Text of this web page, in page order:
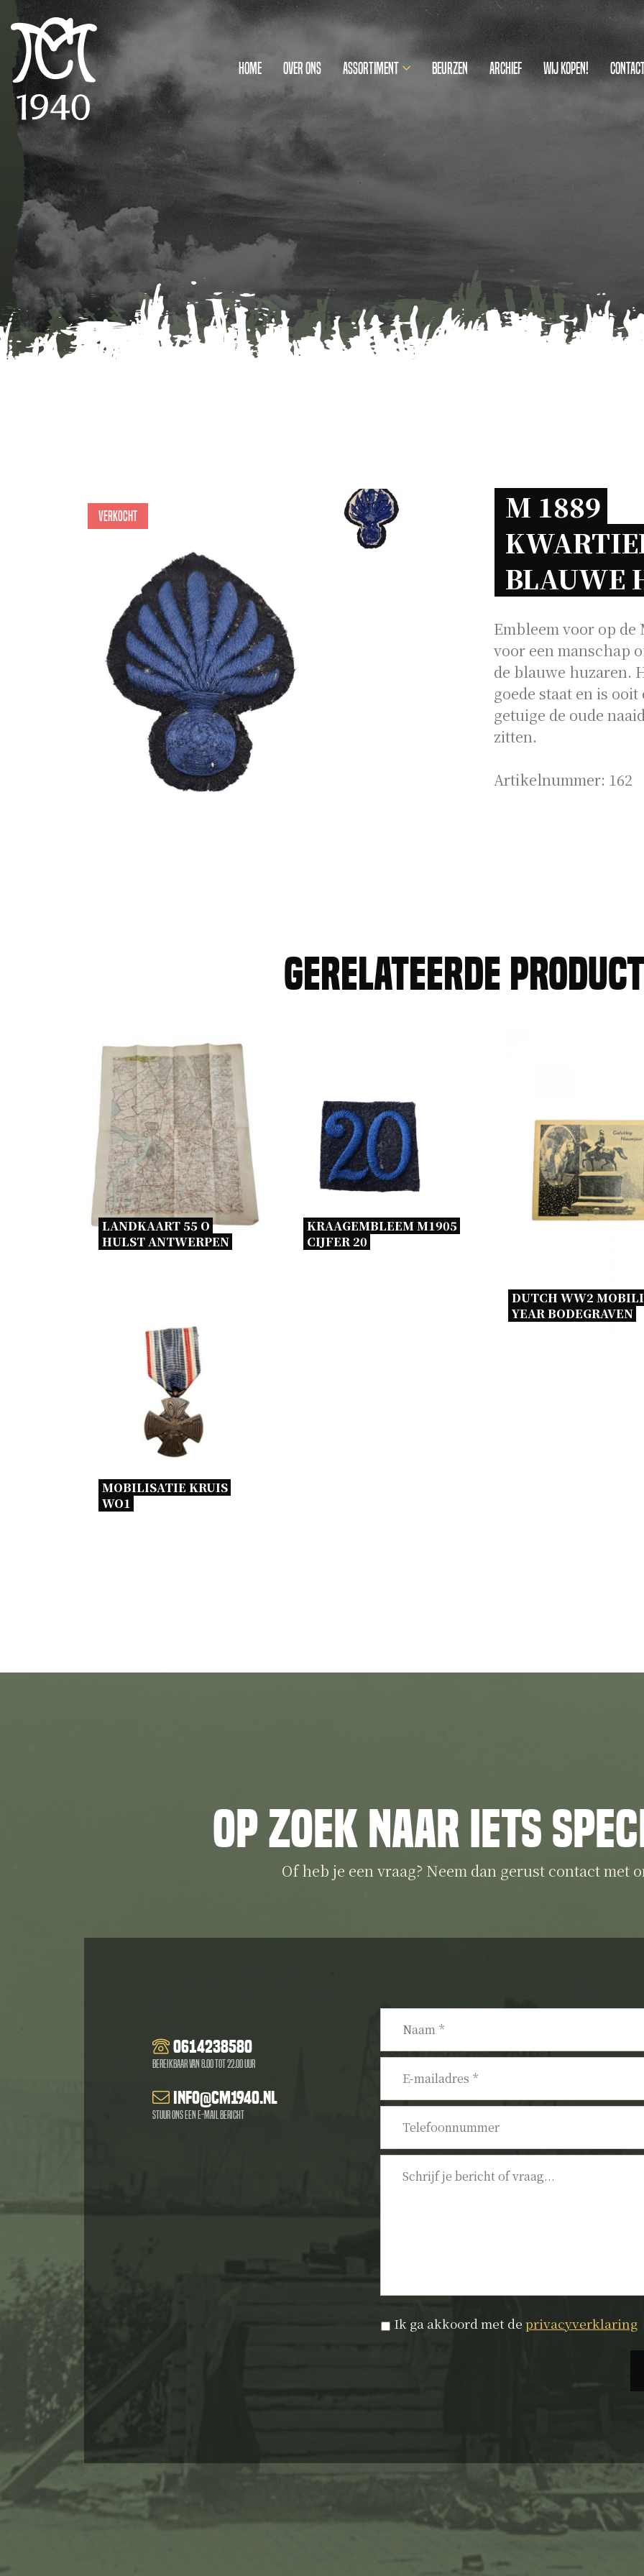
Home Over ons Assortiment Beurzen Archief Wij kopen!
Verkocht
M 1889
BLAUWE
Embleem voor op
voor een manschap
de blauwe huzaren.
goede staat en is
getuige de oude
zitten.
Artikelnummer: 162
Gerelateerde
LANDKAART 55 O
HULST ANTWERPEN
KRAAGEMBLEEM M1905
CIJFER 20
DUTCH WW2
YEAR BODEGRAVEN
MOBILISATIE KRUIS
WO1
Op zoek naar iets
Of heb je een vraag? Neem dan gerust contact met
0614238580
Bereikbaar van 8.00 tot 22.00 uur
info@cm1940.nl
Stuur ons een e-mail bericht
mailadres *
Privacyverklaring *
Ik ga akkoord met de privacyverklaring